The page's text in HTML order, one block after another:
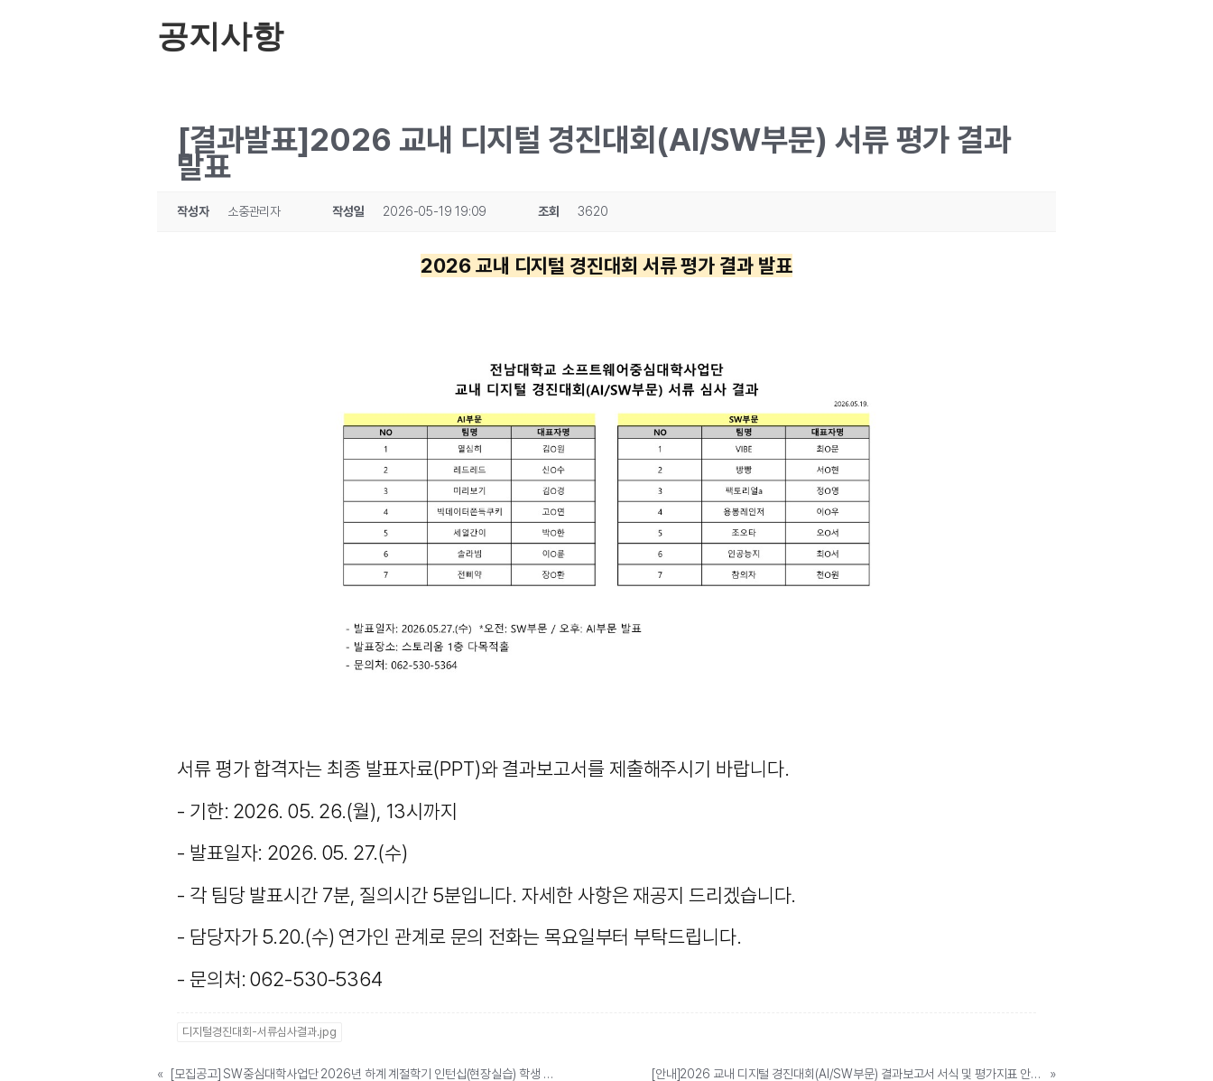
공지사항
[결과발표]2026 교내 디지털 경진대회(AI/SW부문) 서류 평가 결과
발표
작성자 소중관리자 작성일 2026-05-19 19:09 조회 3620
2026 교내 디지털 경진대회 서류 평가 결과 발표
서류 평가 합격자는 최종 발표자료(PPT)와 결과보고서를 제출해주시기 바랍니다.
- 기한: 2026. 05. 26.(월), 13시까지
- 발표일자: 2026. 05. 27.(수)
- 각 팀당 발표시간 7분, 질의시간 5분입니다.자세한 사항은 재공지 드리겠습니다.
- 담당자가 5.20.(수) 연가인 관계로 문의 전화는 목요일부터 부탁드립니다.
- 문의처: 062-530-5364
디지털경진대회-서류심사결과.jpg
« [모집공고] SW중심대학사업단 2026년 하계 계절학기 인턴십(현장실습) 학생 모집 [안내]2026 교내 디지털 경진대회(AI/SW부문) 결과보고서 서식 및 평가지표 안내(SW부문 평가지표 변경) »